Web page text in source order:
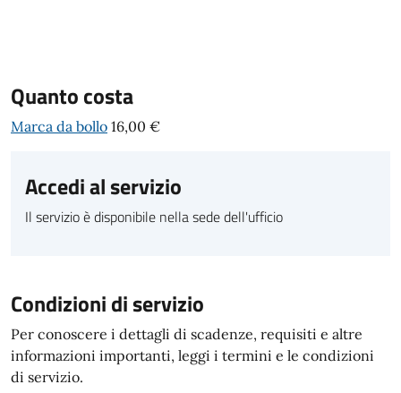
Quanto costa
Marca da bollo 16,00 €
Accedi al servizio
Il servizio è disponibile nella sede dell'ufficio
Condizioni di servizio
Per conoscere i dettagli di scadenze, requisiti e altre
informazioni importanti, leggi i termini e le condizioni
di servizio.